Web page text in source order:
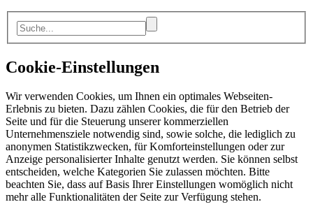
Cookie-Einstellungen
Wir verwenden Cookies, um Ihnen ein optimales Webseiten-
Erlebnis zu bieten. Dazu zählen Cookies, die für den Betrieb der
Seite und für die Steuerung unserer kommerziellen
Unternehmensziele notwendig sind, sowie solche, die lediglich zu
anonymen Statistikzwecken, für Komforteinstellungen oder zur
Anzeige personalisierter Inhalte genutzt werden. Sie können selbst
entscheiden, welche Kategorien Sie zulassen möchten. Bitte
beachten Sie, dass auf Basis Ihrer Einstellungen womöglich nicht
mehr alle Funktionalitäten der Seite zur Verfügung stehen.